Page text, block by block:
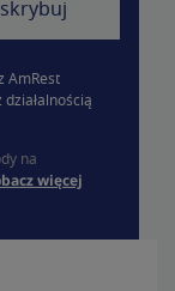
AmRest
na
więcej